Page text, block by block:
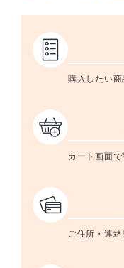
購入したい商
カート画面で
ご住所・連絡